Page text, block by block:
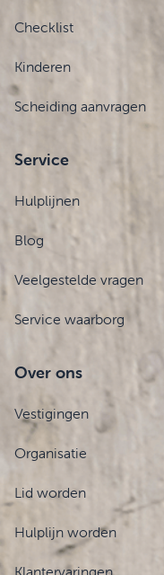
Checklist
Kinderen
Scheiding aanvragen
Service
Hulplijnen
Blog
Veelgestelde vragen
Service waarborg
Over ons
Vestigingen
Organisatie
Lid worden
Hulplijn worden
Klantervaringen